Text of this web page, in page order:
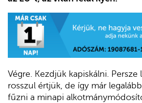
Végre. Kezdjük kapiskálni.
rosszul értjük, de így már
fűzni a minapi